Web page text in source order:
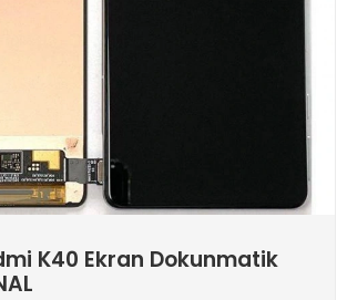
K40 Ekran Dokunmatik